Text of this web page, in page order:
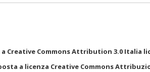
Commons Attribution 3.0 Italia
a licenza Creative Commons